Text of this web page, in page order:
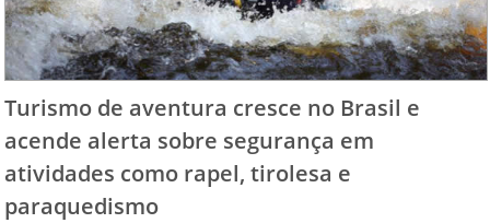
Turismo de aventura cresce no Brasil e
acende alerta sobre segurança em
atividades como rapel, tirolesa e
paraquedismo